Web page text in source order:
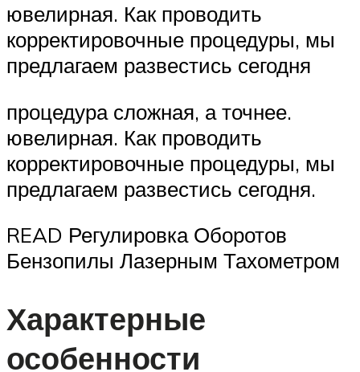
ювелирная. Как проводить
корректировочные процедуры, мы
предлагаем развестись сегодня
процедура сложная, а точнее.
ювелирная. Как проводить
корректировочные процедуры, мы
предлагаем развестись сегодня.
READ Регулировка Оборотов
Бензопилы Лазерным Тахометром
Характерные
особенности